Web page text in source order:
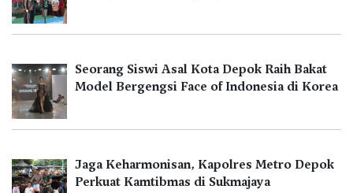
Seorang Siswi Asal Kota Depok Raih Bakat
Model Bergengsi Face of Indonesia di Korea
Jaga Keharmonisan, Kapolres Metro Depok
Perkuat Kamtibmas di Sukmajaya